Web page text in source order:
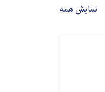
نمایش همه